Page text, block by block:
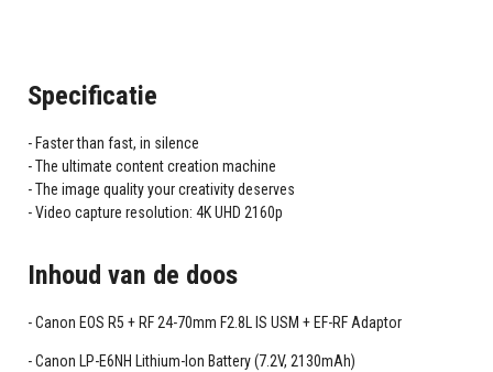
Specificatie
Faster than fast, in silence
The ultimate content creation machine
The image quality your creativity deserves
Video capture resolution: 4K UHD 2160p
Inhoud van de doos
Canon EOS R5 + RF 24-70mm F2.8L IS USM + EF-RF Adaptor
Canon LP-E6NH Lithium-Ion Battery (7.2V, 2130mAh)